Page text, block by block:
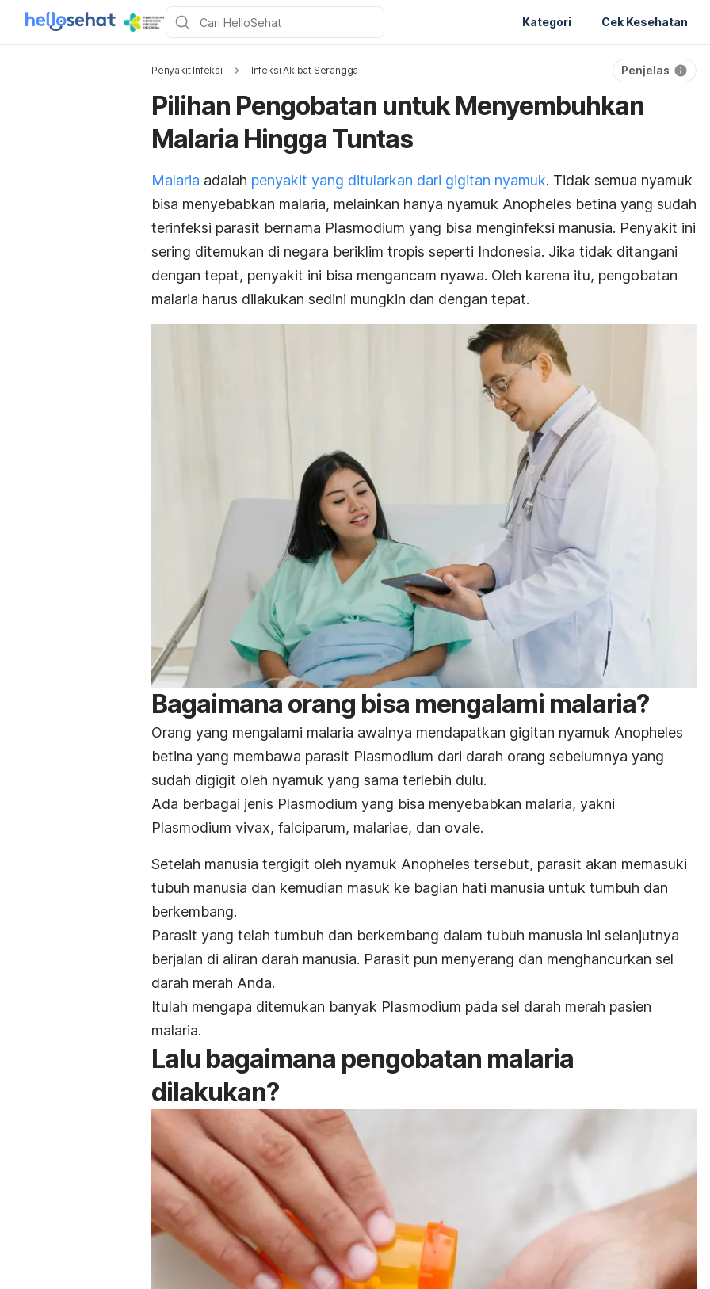
Kategori Cek Kesehatan
Penyakit Infeksi Infeksi Akibat Serangga Penjelas
Pilihan Pengobatan untuk Menyembuhkan
Malaria Hingga Tuntas
Malaria adalah penyakit yang ditularkan dari gigitan nyamuk. Tidak semua nyamuk
bisa menyebabkan malaria, melainkan hanya nyamuk Anopheles betina yang sudah
terinfeksi parasit bernama Plasmodium yang bisa menginfeksi manusia. Penyakit ini
sering ditemukan di negara beriklim tropis seperti Indonesia. Jika tidak ditangani
dengan tepat, penyakit ini bisa mengancam nyawa. Oleh karena itu, pengobatan
malaria harus dilakukan sedini mungkin dan dengan tepat.
Bagaimana orang bisa mengalami malaria?
Orang yang mengalami malaria awalnya mendapatkan gigitan nyamuk Anopheles
betina yang membawa parasit Plasmodium dari darah orang sebelumnya yang
sudah digigit oleh nyamuk yang sama terlebih dulu.
Ada berbagai jenis Plasmodium yang bisa menyebabkan malaria, yakni
Plasmodium vivax, falciparum, malariae, dan ovale.
Setelah manusia tergigit oleh nyamuk Anopheles tersebut, parasit akan memasuki
tubuh manusia dan kemudian masuk ke bagian hati manusia untuk tumbuh dan
berkembang.
Parasit yang telah tumbuh dan berkembang dalam tubuh manusia ini selanjutnya
berjalan di aliran darah manusia. Parasit pun menyerang dan menghancurkan sel
darah merah Anda.
Itulah mengapa ditemukan banyak Plasmodium pada sel darah merah pasien
malaria.
Lalu bagaimana pengobatan malaria
dilakukan?